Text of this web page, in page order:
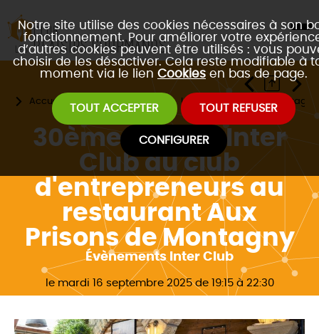
Notre site utilise des cookies nécessaires à son
fonctionnement. Pour améliorer votre
d’autres cookies peuvent être utilisés : vous
choisir de les désactiver. Cela reste modifiable à
moment via le lien Cookies en bas de page.
TOUT ACCEPTER TOUT REFUSER
CONFIGURER
Accueil Les évènements Les 4 formats de réseautage
30ème event's Inter
Club du club
d'entrepreneurs au
restaurant Aux
Prisons de Montagny
Évènements Inter Club
le mardi 16 septembre 2025 de 19:15 à 22:30